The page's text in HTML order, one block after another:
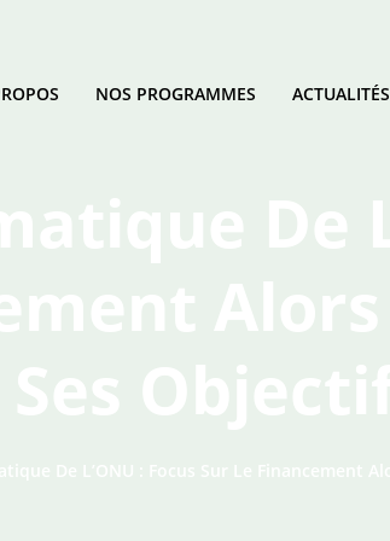
NOS PROGRAMMES ACTUALITÉS